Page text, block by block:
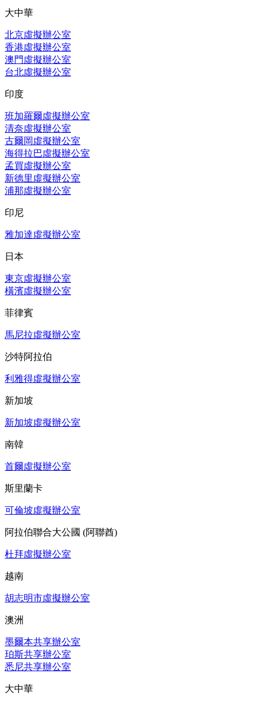
大中華
北京虛擬辦公室
香港虛擬辦公室
澳門虛擬辦公室
台北虛擬辦公室
印度
班加羅爾虛擬辦公室
清奈虛擬辦公室
古爾岡虛擬辦公室
海得拉巴虛擬辦公室
孟買虛擬辦公室
新德里虛擬辦公室
浦那虛擬辦公室
印尼
雅加達虛擬辦公室
日本
東京虛擬辦公室
橫濱虛擬辦公室
菲律賓
馬尼拉虛擬辦公室
沙特阿拉伯
利雅得虛擬辦公室
新加坡
新加坡虛擬辦公室
南韓
首爾虛擬辦公室
斯里蘭卡
可倫坡虛擬辦公室
阿拉伯聯合大公國 (阿聯酋)
杜拜虛擬辦公室
越南
胡志明市虛擬辦公室
澳洲
墨爾本共享辦公室
珀斯共享辦公室
悉尼共享辦公室
大中華